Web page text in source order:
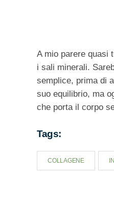
A mio parere quasi
i sali minerali.
semplice, prima di
suo equilibrio, ma
che porta il corpo
Tags:
COLLAGENE